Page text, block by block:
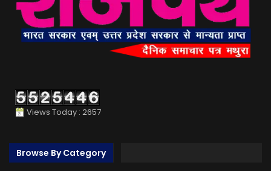
Views Today : 2657
Browse By Category